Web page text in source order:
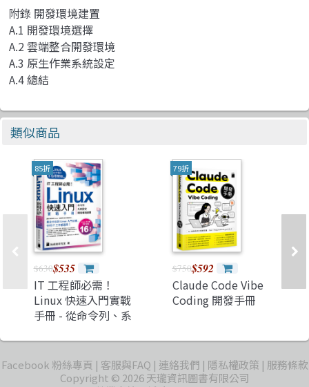
附錄 開發環境建置
A.1 開發環境選擇
A.2 雲端整合開發環境
A.3 原生作業系統設定
A.4 總結
類似商品
85折
$630$535
IT 工程師必需！
Linux 快速入門實戰
手冊 - 從命令列、系
置, 實體機、虛擬
機、容器化、WSL、
雲端平台全適用
79折
$750$592
Claude Code Vibe
Coding 開發手冊
Facebook 粉絲專頁 客服與FAQ 連絡我們 隱私權政策
服務條款
Copyright © 2026 天瓏資訊圖書有限公司